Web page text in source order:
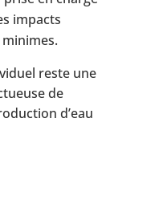
impacts
reste une
de
d’eau